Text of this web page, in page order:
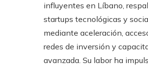
influyentes en Líbano,
startups tecnológicas y
mediante aceleración,
redes de inversión y
avanzada. Su labor ha